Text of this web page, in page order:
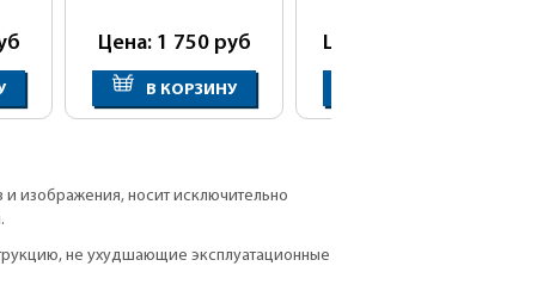
Цена: 1 750 руб
В КОРЗИНУ
Цена: 20 800
изображения, носит исключительно
не ухудшающие эксплуатационные